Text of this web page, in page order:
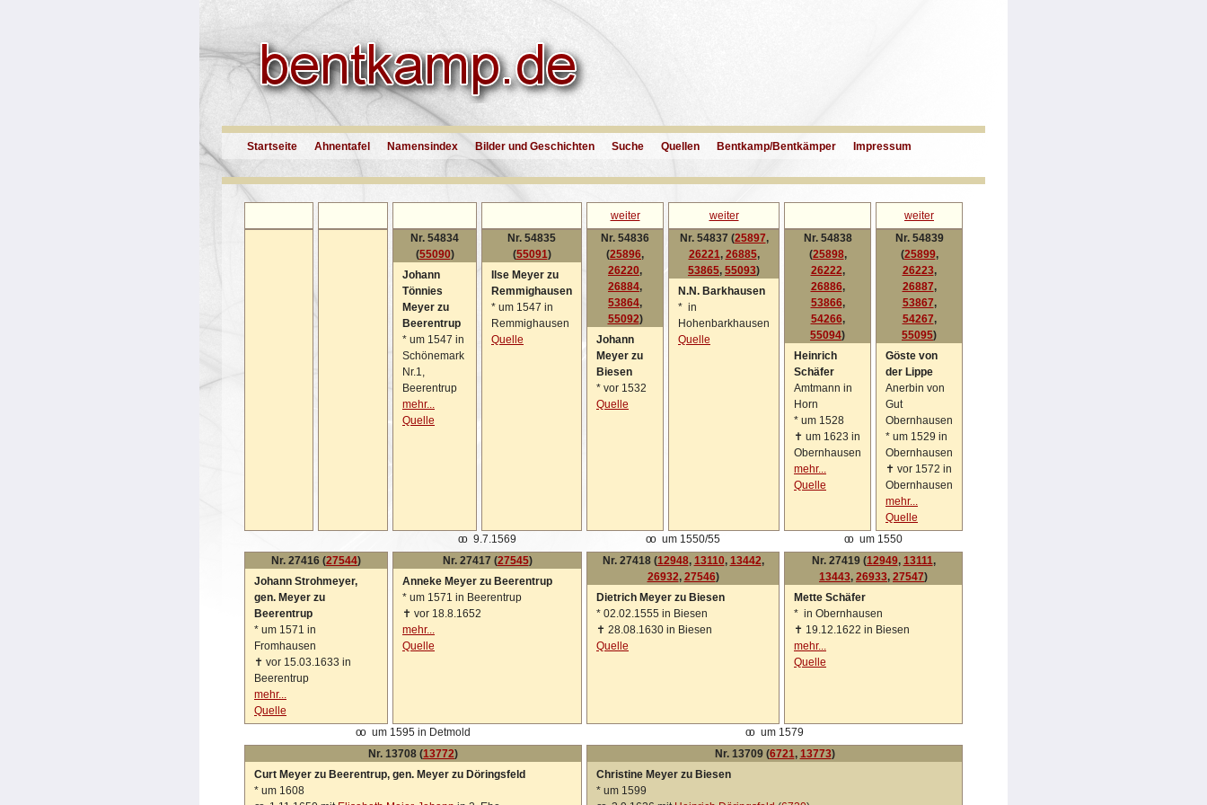
Startseite Ahnentafel Namensindex Bilder und Geschichten Suche Quellen Bentkamp/Bentkämper Impressum
weiter weiter
weiter
Nr. 54834
(55090)
Johann
Tönnies
Meyer zu
Beerentrup
* um 1547 in
Schönemark
Nr.1,
Beerentrup
mehr...
Quelle
Nr. 54835
(55091)
Ilse Meyer zu
Remmighausen
* um 1547 in
Remmighausen
Quelle
Nr. 54836
(25896,
26220,
26884,
53864,
55092)
Johann
Meyer zu
Biesen
* vor 1532
Quelle
Nr. 54837 (25897,
26221, 26885,
53865, 55093)
N.N. Barkhausen
* in
Hohenbarkhausen
Quelle
Nr. 54838
(25898,
26222,
26886,
53866,
54266,
55094)
Heinrich
Schäfer
Amtmann in
Horn
* um 1528
✝ um 1623 in
Obernhausen
mehr...
Quelle
Nr. 54839
(25899,
26223,
26887,
53867,
54267,
55095)
Göste von
der Lippe
Anerbin von
Gut
Obernhausen
* um 1529 in
Obernhausen
✝ vor 1572 in
Obernhausen
mehr...
Quelle
oo 9.7.1569 oo um 1550/55 oo um 1550
Nr. 27416 (27544)
Johann Strohmeyer,
gen. Meyer zu
Beerentrup
* um 1571 in
Fromhausen
✝ vor 15.03.1633 in
Beerentrup
mehr...
Quelle
Nr. 27417 (27545)
Anneke Meyer zu Beerentrup
* um 1571 in Beerentrup
✝ vor 18.8.1652
mehr...
Quelle
Nr. 27418 (12948, 13110, 13442,
26932, 27546)
Dietrich Meyer zu Biesen
* 02.02.1555 in Biesen
✝ 28.08.1630 in Biesen
Quelle
Nr. 27419 (12949, 13111,
13443, 26933, 27547)
Mette Schäfer
* in Obernhausen
✝ 19.12.1622 in Biesen
mehr...
Quelle
oo um 1595 in Detmold oo um 1579
Nr. 13708 (13772)
Curt Meyer zu Beerentrup, gen. Meyer zu Döringsfeld
* um 1608
Nr. 13709 (6721, 13773)
Christine Meyer zu Biesen
* um 1599